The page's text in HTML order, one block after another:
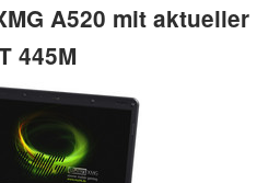
A520 mit aktueller
445M